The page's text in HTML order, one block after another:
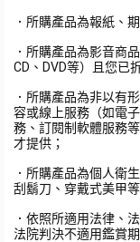
．所購產品為報紙、
．所購產品為影音商
CD、DVD等）且您已
．所購產品為非以有
容或線上服務（如電
務、訂閱制軟體服務
才提供；
．所購產品為個人衛
刮鬍刀、穿戴式美甲
．依照所適用法律、
法院判決不適用鑑賞